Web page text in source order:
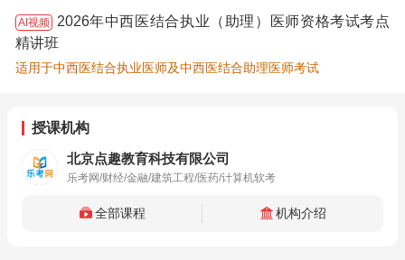
AI视频
2026年中西医结合执业（助理）医师资格考试考点
精讲班
适用于中西医结合执业医师及中西医结合助理医师考试
授课机构
北京点趣教育科技有限公司
乐考网/财经/金融/建筑工程/医药/计算机软考
全部课程 机构介绍